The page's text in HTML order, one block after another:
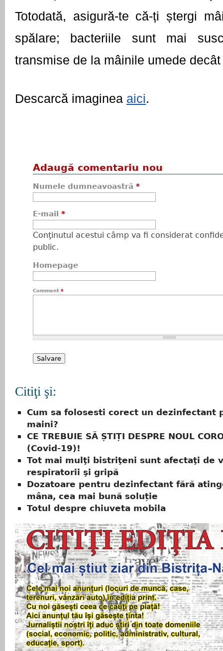
Totodată, asigură-te că-ți ștergi
spălare; bacteriile sunt mai
transmise de la mâinile umede
Descarcă imaginea aici.
Adaugă comentariu nou
Numele dumneavoastră *
E-mail *
Conţinutul acestui câmp va fi considerat
public.
Homepage
Comment *
Citiţi şi:
Cum sa folosesti corect un dezinfectant
maini?
CE TREBUIE SĂ ȘTIȚI DESPRE NOUL
(Covid-19)!
Tot mai mulţi bistriţeni sunt afectaţi de
respiratorii şi gripă
Dozatoare pentru dezinfectant fără
mâna, cea mai bună soluție
Totul despre chiuveta mobila